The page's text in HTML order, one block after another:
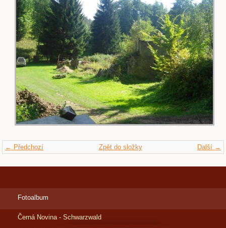
← Předchozí Další →
Zpět do složky
Fotoalbum
Černá Novina - Schwarzwald